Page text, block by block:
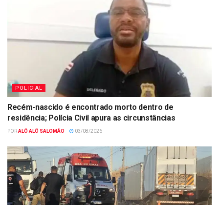
POLICIAL
Recém-nascido é encontrado morto dentro de
residência; Polícia Civil apura as circunstâncias
PORALÔ ALÔ SALOMÃO 03/08/2026